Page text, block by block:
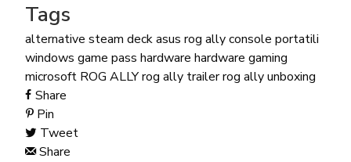
Tags
alternative steam deckasus rog allyconsole portatili
windows game pass hardware hardware gaming
microsoft ROG ALLYrog ally trailerrog ally unboxing
Share
Pin
Tweet
Share